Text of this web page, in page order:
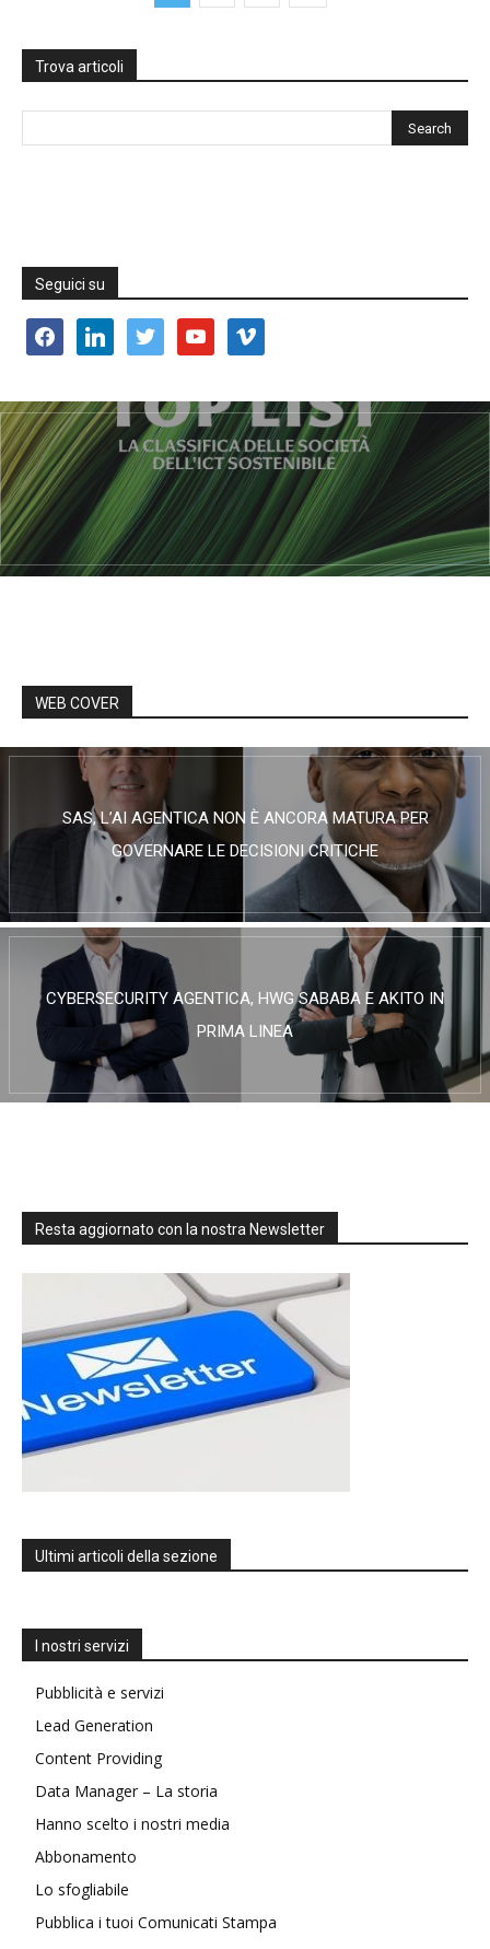
Trova articoli
Seguici su
facebooklinkedin twitter youtube vimeo
WEB COVER
SAS, L’AI AGENTICA NON È ANCORA MATURA PER
GOVERNARE LE DECISIONI CRITICHE
CYBERSECURITY AGENTICA, HWG SABABA E AKITO IN
PRIMA LINEA
Resta aggiornato con la nostra Newsletter
Ultimi articoli della sezione
I nostri servizi
Pubblicità e servizi
Lead Generation
Content Providing
Data Manager – La storia
Hanno scelto i nostri media
Abbonamento
Lo sfogliabile
Pubblica i tuoi Comunicati Stampa